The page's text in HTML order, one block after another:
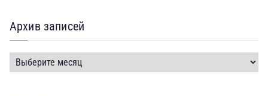
Архив записей